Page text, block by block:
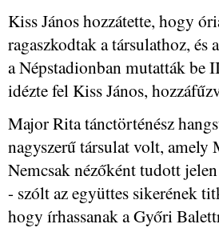
Kiss János hozzátette, hogy
ragaszkodtak a társulathoz,
a Népstadionban mutatták be
idézte fel Kiss János,
Major Rita tánctörténész
nagyszerű társulat volt, amely
Nemcsak nézőként tudott
- szólt az együttes sikerének
hogy írhassanak a Győri